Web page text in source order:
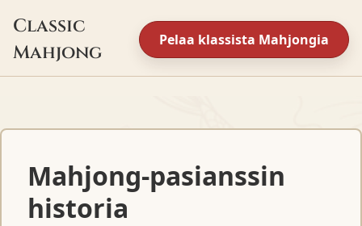
Classic
Mahjong
Pelaa klassista Mahjongia
Mahjong-pasianssin
historia